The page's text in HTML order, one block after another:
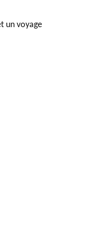
un voyage